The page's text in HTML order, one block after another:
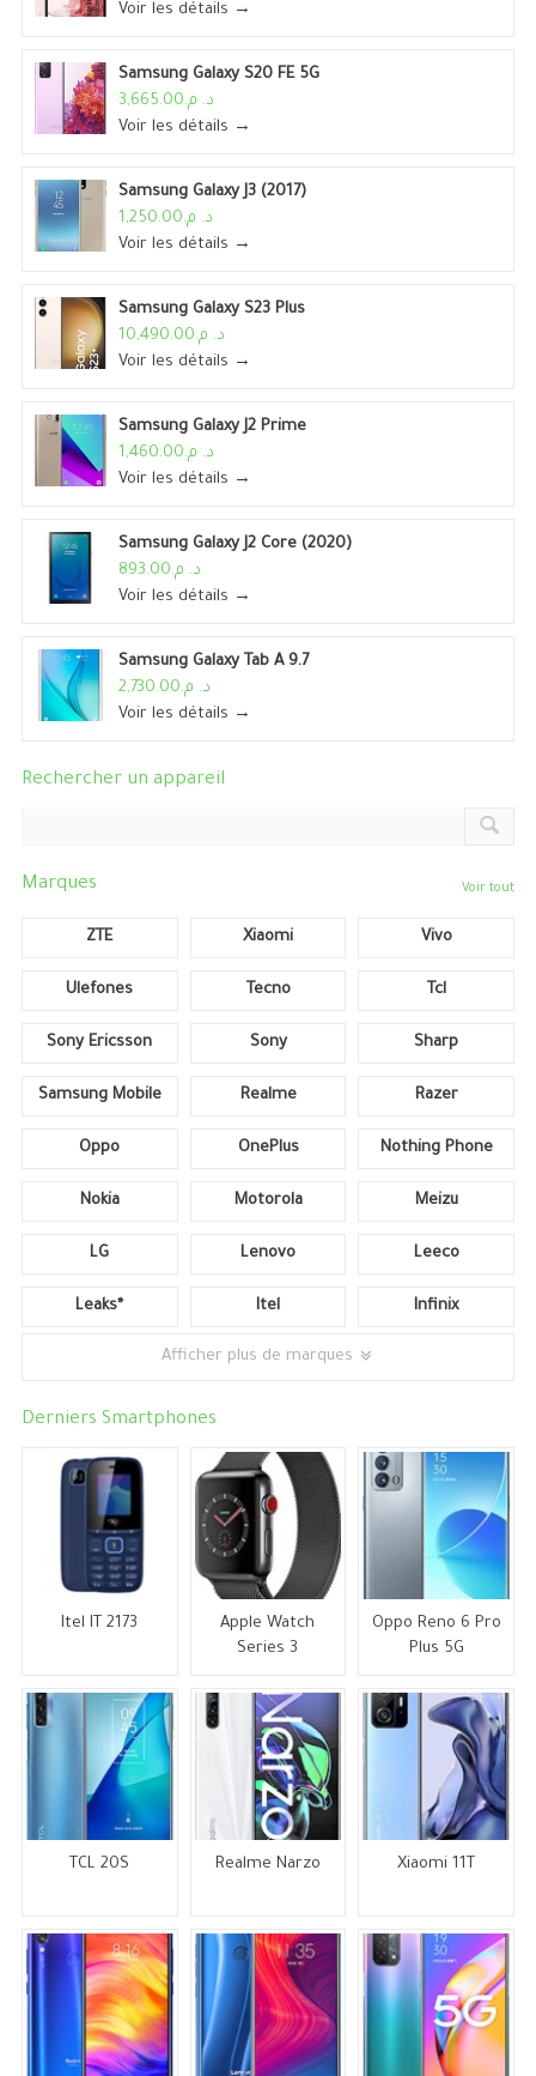
Voir les détails →
Samsung Galaxy S20 FE 5G
د. م.3,665.00
Voir les détails →
Samsung Galaxy J3 (2017)
د. م.1,250.00
Voir les détails →
Samsung Galaxy S23 Plus
د. م.10,490.00
Voir les détails →
Samsung Galaxy J2 Prime
د. م.1,460.00
Voir les détails →
Samsung Galaxy J2 Core (2020)
د. م.893.00
Voir les détails →
Samsung Galaxy Tab A 9.7
د. م.2,730.00
Voir les détails →
Rechercher un appareil
Marques Voir tout
ZTE Xiaomi Vivo
Ulefones Tecno Tcl
Sony Ericsson Sony Sharp
Samsung Mobile Realme Razer
Oppo OnePlus Nothing Phone
Nokia Motorola Meizu
LG Lenovo Leeco
Leaks* Itel Infinix
Afficher plus de marques
Derniers Smartphones
Itel IT 2173
Apple Watch
Series 3
Oppo Reno 6 Pro
Plus 5G
TCL 20S Realme Narzo Xiaomi 11T